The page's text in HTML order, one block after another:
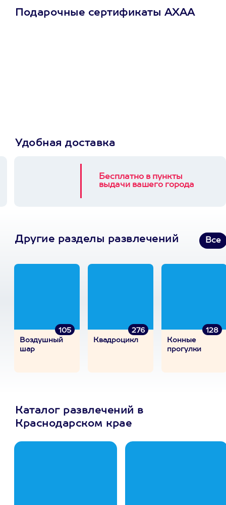
Подарочные сертификаты АХАА
Удобная доставка
Бесплатно в пункты
выдачи вашего города
Другие разделы развлечений Все
105
Воздушный
шар
276
Квадроцикл
128
Конные
прогулки
Каталог развлечений в
Краснодарском крае